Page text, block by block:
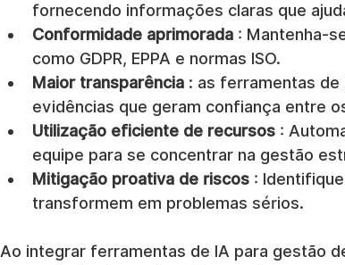
fornecendo informações claras que
Conformidade aprimorada : Mantenha-
como GDPR, EPPA e normas ISO.
Maior transparência : as ferramentas
evidências que geram confiança entre
Utilização eficiente de recursos :
equipe para se concentrar na gestão
Mitigação proativa de riscos :
transformem em problemas sérios.
Ao integrar ferramentas de IA para gestão